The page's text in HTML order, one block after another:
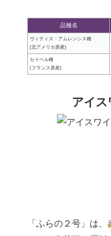
品種名
ヴィティス・アムレンシス種
(北アメリカ原産)
セイベル種
(フランス原産)
アイス
「ふらの２号」は、